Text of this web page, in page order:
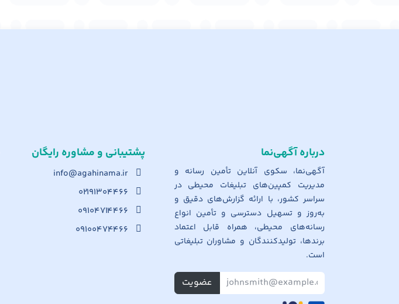
پشتیبانی و مشاوره رایگان
info@agahinama.ir
۰۲۱۹۱۳۰۴۴۶۶
۰۹۱۰۴۷۱۴۴۶۶
۰۹۱۰۰۴۷۴۴۶۶
درباره آگهی‌نما
آگهی‌نما، سکوی آنلاین تأمین رسانه و
مدیریت کمپین‌های تبلیغات محیطی در
سراسر کشور، با ارائه گزارش‌های دقیق و
به‌روز و تسهیل دسترسی و تأمین انواع
رسانه‌های محیطی، همراه قابل اعتماد
برندها، تولیدکنندگان و مشاوران تبلیغاتی
است.
عضویت